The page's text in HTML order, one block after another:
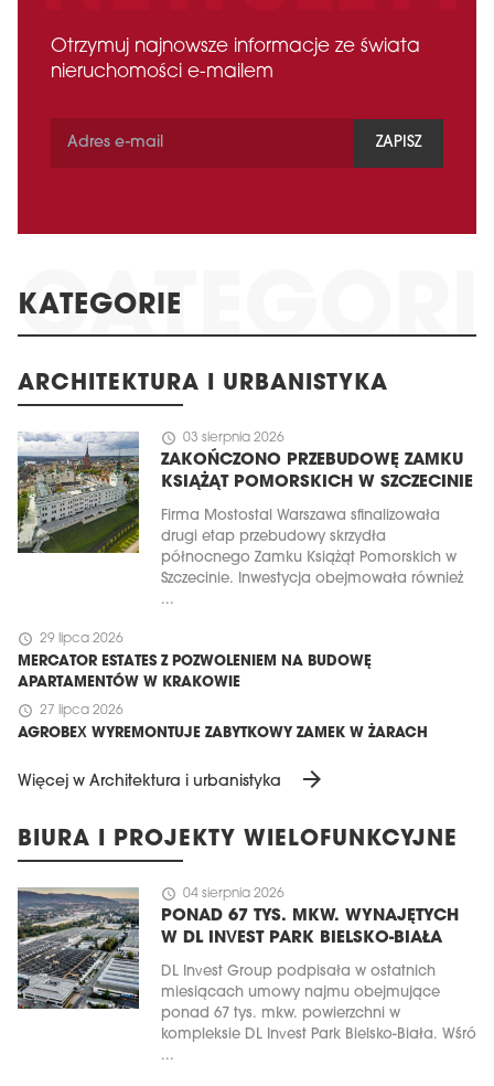
Otrzymuj najnowsze informacje ze świata
nieruchomości e-mailem
ZAPISZ
KATEGORIE
ARCHITEKTURA I URBANISTYKA
schedule 03 sierpnia 2026
ZAKOŃCZONO PRZEBUDOWĘ ZAMKU
KSIĄŻĄT POMORSKICH W SZCZECINIE
Firma Mostostal Warszawa sfinalizowała
drugi etap przebudowy skrzydła
północnego Zamku Książąt Pomorskich w
Szczecinie. Inwestycja obejmowała również
...
schedule 29 lipca 2026
MERCATOR ESTATES Z POZWOLENIEM NA BUDOWĘ
APARTAMENTÓW W KRAKOWIE
schedule 27 lipca 2026
AGROBEX WYREMONTUJE ZABYTKOWY ZAMEK W ŻARACH
Więcej w Architektura i urbanistyka arrow_forward
BIURA I PROJEKTY WIELOFUNKCYJNE
schedule 04 sierpnia 2026
PONAD 67 TYS. MKW. WYNAJĘTYCH
W DL INVEST PARK BIELSKO-BIAŁA
DL Invest Group podpisała w ostatnich
miesiącach umowy najmu obejmujące
ponad 67 tys. mkw. powierzchni w
kompleksie DL Invest Park Bielsko-Biała. Wśró
...